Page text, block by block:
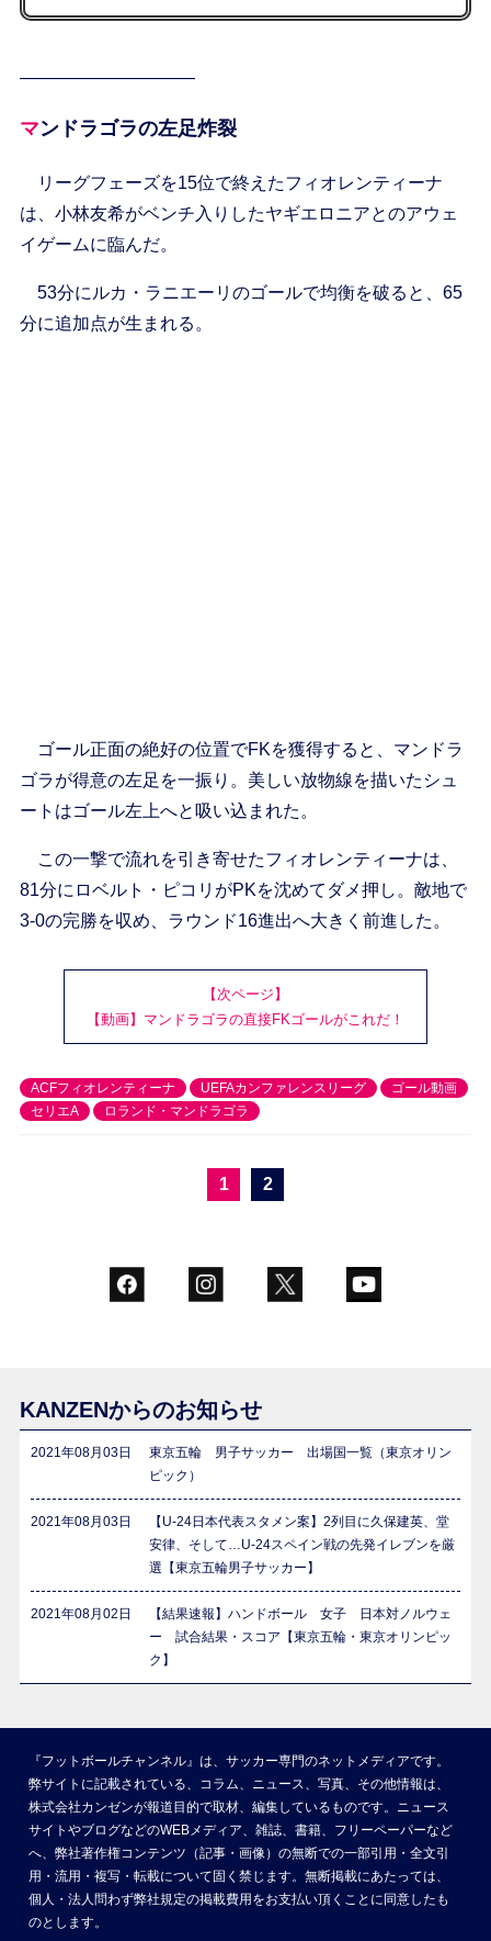
——————————
マンドラゴラの左足炸裂
リーグフェーズを15位で終えたフィオレンティーナ
は、小林友希がベンチ入りしたヤギエロニアとのアウェ
イゲームに臨んだ。
53分にルカ・ラニエーリのゴールで均衡を破ると、65
分に追加点が生まれる。
ゴール正面の絶好の位置でFKを獲得すると、マンドラ
ゴラが得意の左足を一振り。美しい放物線を描いたシュ
ートはゴール左上へと吸い込まれた。
この一撃で流れを引き寄せたフィオレンティーナは、
81分にロベルト・ピコリがPKを沈めてダメ押し。敵地で
3-0の完勝を収め、ラウンド16進出へ大きく前進した。
【次ページ】
【動画】マンドラゴラの直接FKゴールがこれだ！
ACFフィオレンティーナ UEFAカンファレンスリーグ
ゴール動画
セリエA
ロランド・マンドラゴラ
1 2
KANZENからのお知らせ
2021年08月03日
東京五輪 男子サッカー 出場国一覧（東京オリン
ピック）
2021年08月03日
【U-24日本代表スタメン案】2列目に久保建英、堂
安律、そして…U-24スペイン戦の先発イレブンを厳
選【東京五輪男子サッカー】
2021年08月02日
【結果速報】ハンドボール 女子 日本対ノルウェ
ー 試合結果・スコア【東京五輪・東京オリンピッ
ク】
『フットボールチャンネル』は、サッカー専門のネットメディアです。
弊サイトに記載されている、コラム、ニュース、写真、その他情報は、
株式会社カンゼンが報道目的で取材、編集しているものです。ニュース
サイトやブログなどのWEBメディア、雑誌、書籍、フリーペーパーなど
へ、弊社著作権コンテンツ（記事・画像）の無断での一部引用・全文引
用・流用・複写・転載について固く禁じます。無断掲載にあたっては、
個人・法人問わず弊社規定の掲載費用をお支払い頂くことに同意したも
のとします。